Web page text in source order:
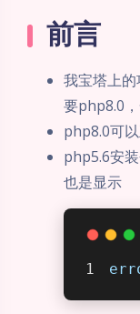
前言
我宝塔上
要php8.0
php8.0可
php5.6安
也是显示